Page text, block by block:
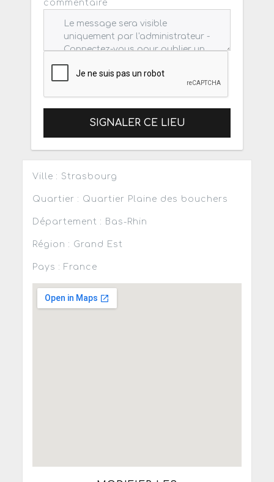
commentaire
SIGNALER CE LIEU
Ville : Strasbourg
Quartier : Quartier Plaine des bouchers
Département : Bas-Rhin
Région : Grand Est
Pays : France